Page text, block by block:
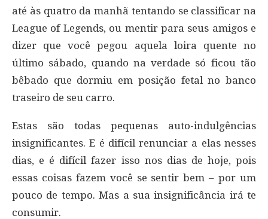
até às quatro da manhã tentando se classificar na
League of Legends, ou mentir para seus amigos e
dizer que você pegou aquela loira quente no
último sábado, quando na verdade só ficou tão
bêbado que dormiu em posição fetal no banco
traseiro de seu carro.
Estas são todas pequenas auto-indulgências
insignificantes. E é difícil renunciar a elas nesses
dias, e é difícil fazer isso nos dias de hoje, pois
essas coisas fazem você se sentir bem – por um
pouco de tempo. Mas a sua insignificância irá te
consumir.